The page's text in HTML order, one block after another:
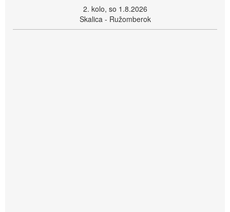
2. kolo, so 1.8.2026
Skalica - Ružomberok